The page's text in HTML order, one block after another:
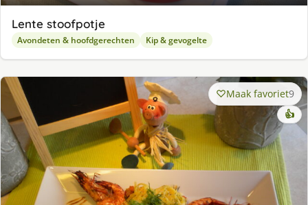
Lente stoofpotje
Avondeten & hoofdgerechten Kip & gevogelte
Maak favoriet9
👍